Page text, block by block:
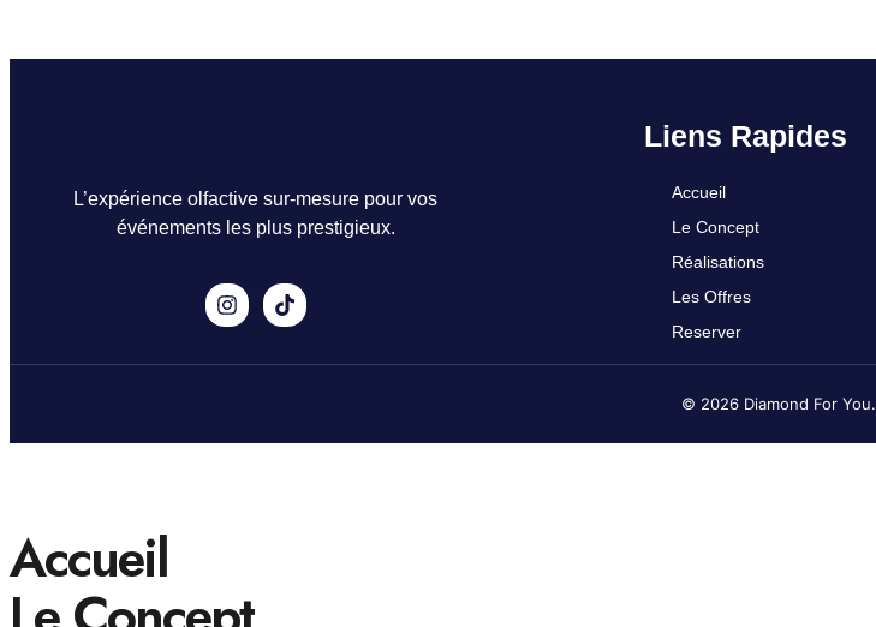
L’expérience olfactive sur-mesure pour vos
événements les plus prestigieux.
Liens Rapides
Accueil
Le Concept
Réalisations
Les Offres
Reserver
© 2026 Diamond For You.
Accueil